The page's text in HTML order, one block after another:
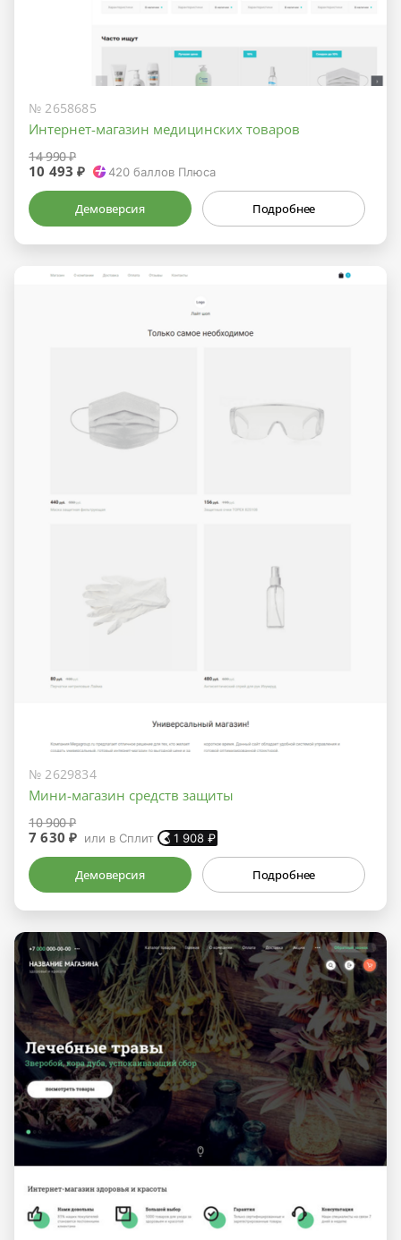
№ 2658685
Интернет-магазин медицинских товаров
14 990 ₽
10 493 ₽ 420баллов Плюса
Демоверсия Подробнее
№ 2629834
Мини-магазин средств защиты
10 900 ₽
7 630 ₽ или в Сплит 1 908 ₽
Демоверсия Подробнее